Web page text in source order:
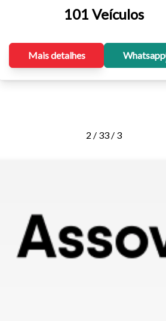
101 Veículos
Mais detalhes Whatsapp
2 / 33 / 3